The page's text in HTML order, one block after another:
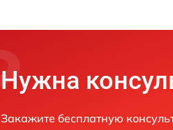
Нужна
Закажите бесплатную